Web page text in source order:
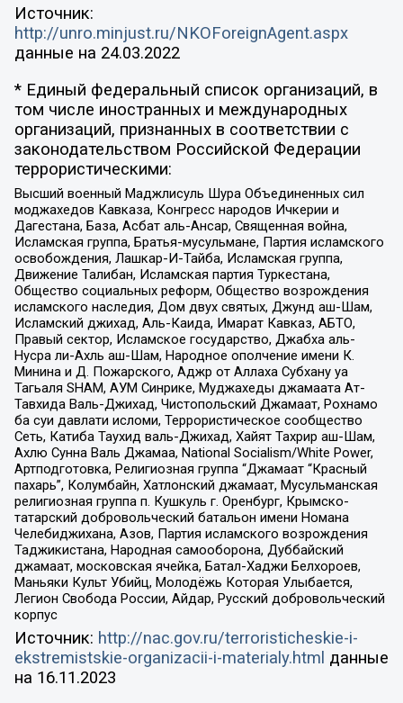
Источник:
http://unro.minjust.ru/NKOForeignAgent.aspx
данные на 24.03.2022
* Единый федеральный список организаций, в
том числе иностранных и международных
организаций, признанных в соответствии с
законодательством Российской Федерации
террористическими:
Высший военный Маджлисуль Шура Объединенных сил
моджахедов Кавказа, Конгресс народов Ичкерии и
Дагестана, База, Асбат аль-Ансар, Священная война,
Исламская группа, Братья-мусульмане, Партия исламского
освобождения, Лашкар-И-Тайба, Исламская группа,
Движение Талибан, Исламская партия Туркестана,
Общество социальных реформ, Общество возрождения
исламского наследия, Дом двух святых, Джунд аш-Шам,
Исламский джихад, Аль-Каида, Имарат Кавказ, АБТО,
Правый сектор, Исламское государство, Джабха аль-
Нусра ли-Ахль аш-Шам, Народное ополчение имени К.
Минина и Д. Пожарского, Аджр от Аллаха Субхану уа
Тагьаля SHAM, АУМ Синрике, Муджахеды джамаата Ат-
Тавхида Валь-Джихад, Чистопольский Джамаат, Рохнамо
ба суи давлати исломи, Террористическое сообщество
Сеть, Катиба Таухид валь-Джихад, Хайят Тахрир аш-Шам,
Ахлю Сунна Валь Джамаа, National Socialism/White Power,
Артподготовка, Религиозная группа “Джамаат “Красный
пахарь”, Колумбайн, Хатлонский джамаат, Мусульманская
религиозная группа п. Кушкуль г. Оренбург, Крымско-
татарский добровольческий батальон имени Номана
Челебиджихана, Азов, Партия исламского возрождения
Таджикистана, Народная самооборона, Дуббайский
джамаат, московская ячейка, Батал-Хаджи Белхороев,
Маньяки Культ Убийц, Молодёжь Которая Улыбается,
Легион Свобода России, Айдар, Русский добровольческий
корпус
Источник: http://nac.gov.ru/terroristicheskie-i-
ekstremistskie-organizacii-i-materialy.html данные
на 16.11.2023